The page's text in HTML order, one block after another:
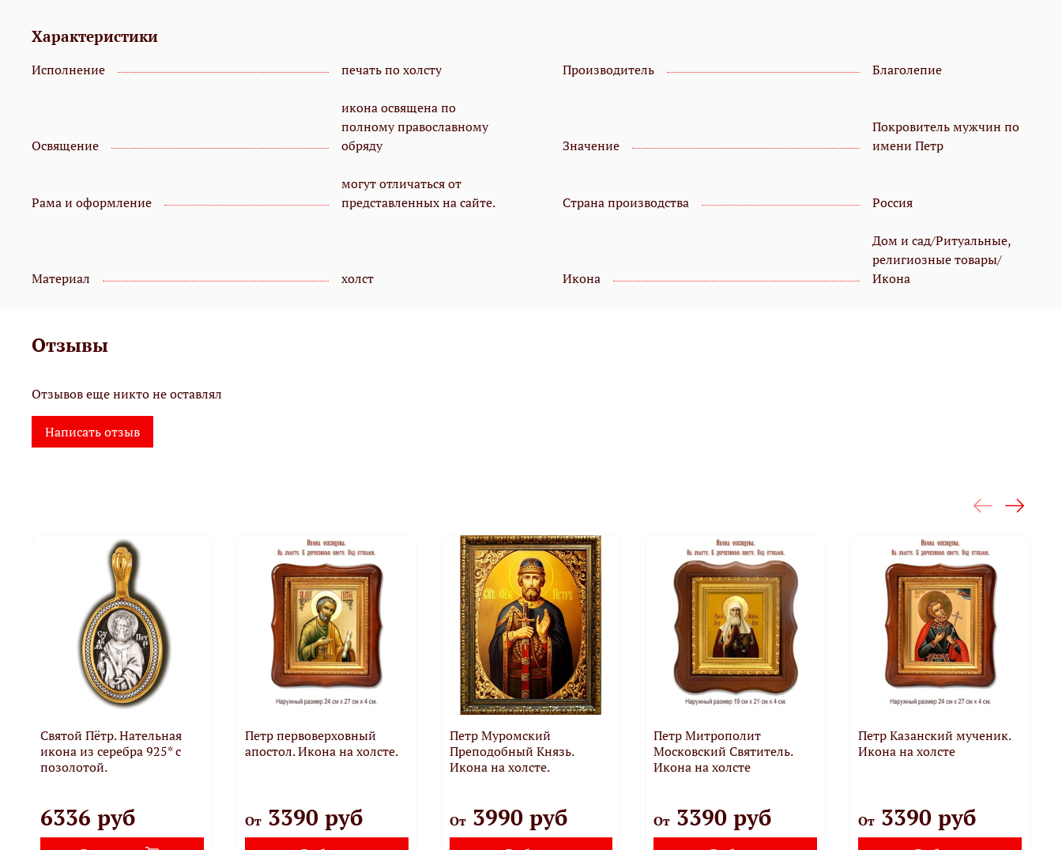
Характеристики
Исполнение печать по холсту Производитель Благолепие
Освящение
икона освящена по
полному православному
обряду
Значение
Покровитель мужчин по
имени Петр
Рама и оформление
могут отличаться от
представленных на сайте.
Страна производства Россия
Материал холст Икона
Дом и сад/Ритуальные,
религиозные товары/
Икона
Отзывы
Отзывов еще никто не оставлял
Написать отзыв
Святой Пётр. Нательная
икона из серебра 925* с
позолотой.
6336 руб
Петр первоверховный
апостол. Икона на холсте.
От3390 руб
Петр Муромский
Преподобный Князь.
Икона на холсте.
От3990 руб
Петр Митрополит
Московский Святитель.
Икона на холсте
От 3390 руб
Петр Казанский мученик.
Икона на холсте
От 3390 руб